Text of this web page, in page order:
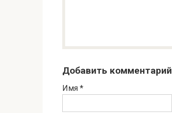
Добавить комментарий
Имя *